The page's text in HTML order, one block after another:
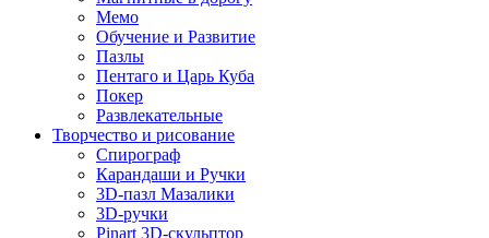
Мемо
Обучение и Развитие
Пазлы
Пентаго и Царь Куба
Покер
Развлекательные
Творчество и рисование
Спирограф
Карандаши и Ручки
3D-пазл Мазалики
3D-ручки
Pinart 3D-скульптор